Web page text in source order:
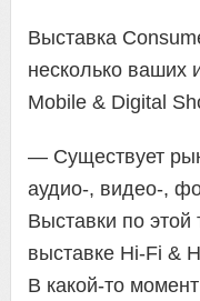
Выставка
несколько ваших
Mobile & Digital
— Существует
аудио-, видео-,
Выставки по
выставке Hi-Fi &
В какой-то